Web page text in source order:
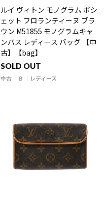
ルイ ヴィトン モノグラム ポシ
ェット フロランティーヌ ブラ
ウン M51855 モノグラムキャ
ンバス レディース バッグ 【中
古】【bag】
SOLD OUT
中古 B レディース